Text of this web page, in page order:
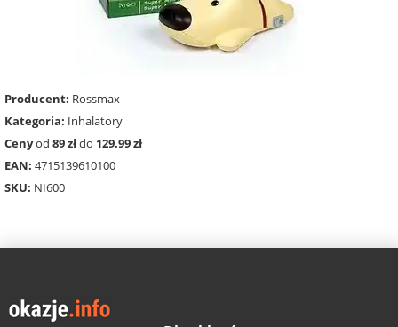
Producent: Rossmax
Kategoria: Inhalatory
Cenyod 89 złdo 129.99 zł
EAN: 4715139610100
SKU: NI600